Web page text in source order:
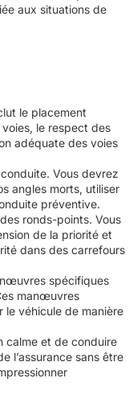
aux situations de
le placement
le respect des
adéquate des voies
Vous devrez
angles morts, utiliser
préventive.
ronds-points. Vous
de la priorité et
dans des carrefours
spécifiques
manœuvres
le véhicule de manière
calme et de conduire
l’assurance sans être